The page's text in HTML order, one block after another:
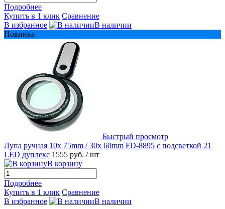
Подробнее
Купить в 1 клик Сравнение
В избранное
В наличии
Новинка
Быстрый просмотр
Лупа ручная 10x 75mm / 30x 60mm FD-8895 с подсветкой 21
LED дуплекс 1555 руб. / шт
В корзину
Подробнее
Купить в 1 клик Сравнение
В избранное
В наличии